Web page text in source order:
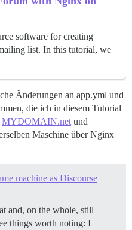
software for creating
list. In this tutorial, we
Änderungen an app.yml und
die ich in diesem Tutorial
MYDOMAIN.net und
Maschine über Nginx
machine as Discourse
and, on the whole, still
things worth noting: I